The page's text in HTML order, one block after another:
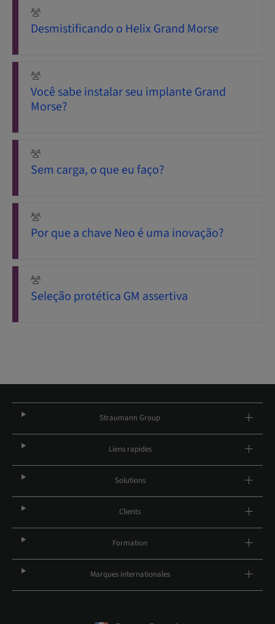
Desmistificando o Helix Grand Morse
Você sabe instalar seu implante Grand
Morse?
Sem carga, o que eu faço?
Por que a chave Neo é uma inovação?
Seleção protética GM assertiva
Straumann Group
Liens rapides
Solutions
Clients
Formation
Marques internationales